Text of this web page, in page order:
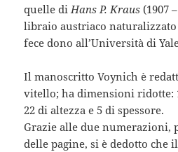
quelle di Hans P. Kraus (1907
libraio austriaco
fece dono all’Università di
Il manoscritto Voynich è
vitello; ha dimensioni ridotte:
22 di altezza e 5 di spessore.
Grazie alle due numerazioni,
delle pagine, si è dedotto che